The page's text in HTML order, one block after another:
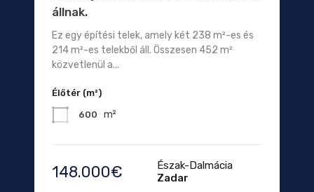
állnak.
Ez egy építési telek, amely két 238 m²-es és
214 m²-es telekből áll. Összesen 452 m²
közvetlenül a...
Élőtér (m²)
600 m²
148.000€
Észak-Dalmácia
Zadar